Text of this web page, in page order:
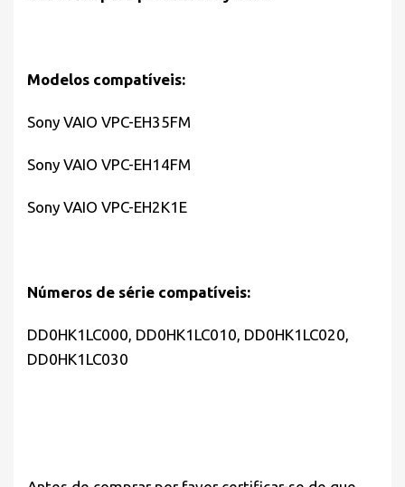
Modelos compatíveis:
Sony VAIO VPC-EH35FM
Sony VAIO VPC-EH14FM
Sony VAIO VPC-EH2K1E
Números de série compatíveis:
DD0HK1LC000, DD0HK1LC010, DD0HK1LC020,
DD0HK1LC030